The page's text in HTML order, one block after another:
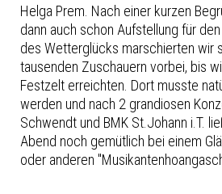
Helga Prem. Nach einer kurzen
dann auch schon Aufstellung für
des Wetterglücks marschierten wir
tausenden Zuschauern vorbei, bis
Festzelt erreichten. Dort musste
werden und nach 2 grandiosen
Schwendt und BMK St.Johann i.T.
Abend noch gemütlich bei einem
oder anderen